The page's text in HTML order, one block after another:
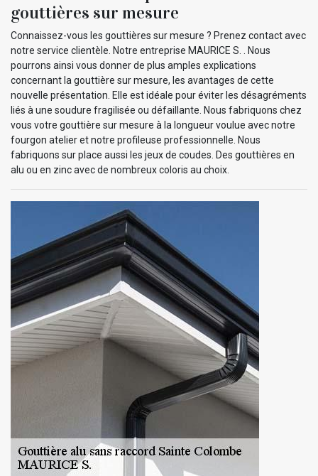
gouttières sur mesure
Connaissez-vous les gouttières sur mesure ? Prenez contact avec
notre service clientèle. Notre entreprise MAURICE S. . Nous
pourrons ainsi vous donner de plus amples explications
concernant la gouttière sur mesure, les avantages de cette
nouvelle présentation. Elle est idéale pour éviter les désagréments
liés à une soudure fragilisée ou défaillante. Nous fabriquons chez
vous votre gouttière sur mesure à la longueur voulue avec notre
fourgon atelier et notre profileuse professionnelle. Nous
fabriquons sur place aussi les jeux de coudes. Des gouttières en
alu ou en zinc avec de nombreux coloris au choix.